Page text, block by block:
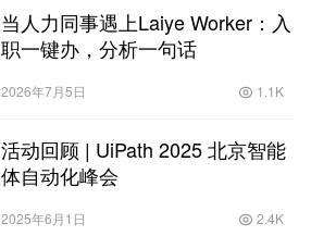
当人力同事遇上Laiye Worker：入
职一键办，分析一句话
2026年7月5日 1.1K
活动回顾 | UiPath 2025 北京智能
体自动化峰会
2025年6月1日 2.4K